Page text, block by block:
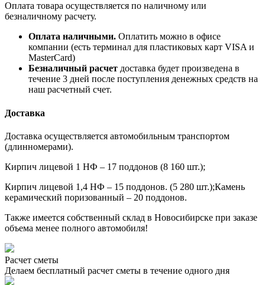
Оплата товара осуществляется по наличному или
безналичному расчету.
Оплата наличными. Оплатить можно в офисе
компании (есть терминал для пластиковых карт VISA и
MasterCard)
Безналичный расчет доставка будет произведена в
течение 3 дней после поступления денежных средств на
наш расчетный счет.
Доставка
Доставка осуществляется автомобильным транспортом
(длинномерами).
Кирпич лицевой 1 НФ – 17 поддонов (8 160 шт.);
Кирпич лицевой 1,4 НФ – 15 поддонов. (5 280 шт.);Камень
керамический поризованный – 20 поддонов.
Также имеется собственный склад в Новосибирске при заказе
объема менее полного автомобиля!
Расчет сметы
Делаем бесплатный расчет сметы в течение одного дня